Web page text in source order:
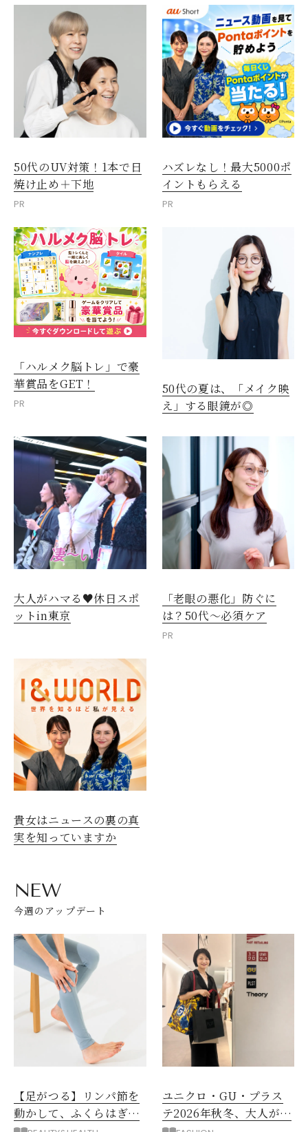
50代のUV対策！1本で日
焼け止め＋下地
PR
ハズレなし！最大5000ポ
イントもらえる
PR
「ハルメク脳トレ」で豪
華賞品をGET！
PR
50代の夏は、「メイク映
え」する眼鏡が◎
大人がハマる♥休日スポ
ットin東京
「老眼の悪化」防ぐに
は？50代～必須ケア
PR
貴女はニュースの裏の真
実を知っていますか
NEW
今週のアップデート
【足がつる】リンパ節を
動かして、ふくらはぎの
ユニクロ・GU・プラス
テ2026年秋冬、大人が着